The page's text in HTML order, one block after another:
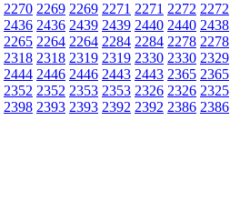
2270 2269 2269 2271 2271 2272 2272
2436 2436 2439 2439 2440 2440 2438
2265 2264 2264 2284 2284 2278 2278
2318 2318 2319 2319 2330 2330 2329
2444 2446 2446 2443 2443 2365 2365
2352 2352 2353 2353 2326 2326 2325
2398 2393 2393 2392 2392 2386 2386